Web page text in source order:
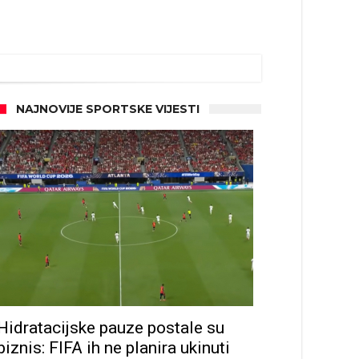
NAJNOVIJE SPORTSKE VIJESTI
pauze postale su
FIFA ih ne planira ukinuti